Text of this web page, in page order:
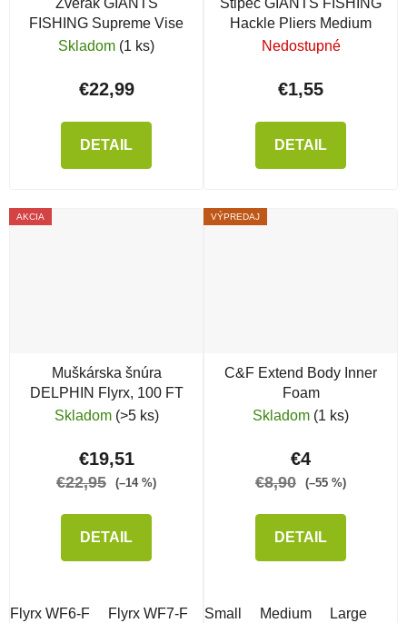
FISHING Supreme Vise
Skladom (1 ks)
€22,99
DETAIL
Hackle Pliers Medium
Nedostupné
€1,55
DETAIL
AKCIA
Muškárska šnúra
DELPHIN Flyrx, 100 FT
Skladom (>5 ks)
€19,51
€22,95 (–14 %)
DETAIL
Flyrx WF6-F Flyrx WF7-F Flyrx WF3-F Flyrx WF4-F
VÝPREDAJ
C&F Extend Body Inner
Foam
Skladom (1 ks)
€4
€8,90 (–55 %)
DETAIL
Small Medium Large